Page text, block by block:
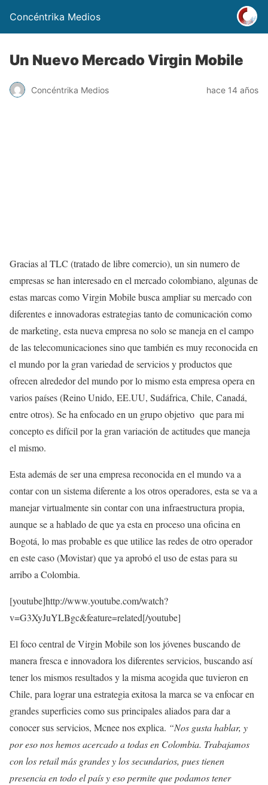
Concéntrika Medios
Un Nuevo Mercado Virgin Mobile
Concéntrika Medios hace 14 años
Gracias al TLC (tratado de libre comercio), un sin numero de
empresas se han interesado en el mercado colombiano, algunas de
estas marcas como Virgin Mobile busca ampliar su mercado con
diferentes e innovadoras estrategias tanto de comunicación como
de marketing, esta nueva empresa no solo se maneja en el campo
de las telecomunicaciones sino que también es muy reconocida en
el mundo por la gran variedad de servicios y productos que
ofrecen alrededor del mundo por lo mismo esta empresa opera en
varios países (Reino Unido, EE.UU, Sudáfrica, Chile, Canadá,
entre otros). Se ha enfocado en un grupo objetivo que para mi
concepto es difícil por la gran variación de actitudes que maneja
el mismo.
Esta además de ser una empresa reconocida en el mundo va a
contar con un sistema diferente a los otros operadores, esta se va a
manejar virtualmente sin contar con una infraestructura propia,
aunque se a hablado de que ya esta en proceso una oficina en
Bogotá, lo mas probable es que utilice las redes de otro operador
en este caso (Movistar) que ya aprobó el uso de estas para su
arribo a Colombia.
[youtube]http://www.youtube.com/watch?
v=G3XyJuYLBgc&feature=related[/youtube]
El foco central de Virgin Mobile son los jóvenes buscando de
manera fresca e innovadora los diferentes servicios, buscando así
tener los mismos resultados y la misma acogida que tuvieron en
Chile, para lograr una estrategia exitosa la marca se va enfocar en
grandes superficies como sus principales aliados para dar a
conocer sus servicios, Mcnee nos explica. “Nos gusta hablar, y
por eso nos hemos acercado a todas en Colombia. Trabajamos
con los retail más grandes y los secundarios, pues tienen
presencia en todo el país y eso permite que podamos tener